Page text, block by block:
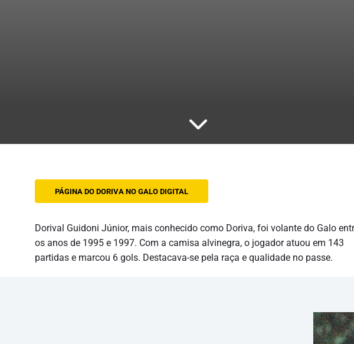
PÁGINA DO DORIVA NO GALO DIGITAL
Dorival Guidoni Júnior, mais conhecido como Doriva, foi volante do Galo
os anos de 1995 e 1997. Com a camisa alvinegra, o jogador atuou em 143
partidas e marcou 6 gols. Destacava-se pela raça e qualidade no passe.